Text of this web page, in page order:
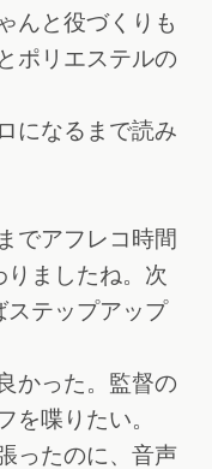
んと役づくりも
ポリエステルの
になるまで読み
でアフレコ時間
ましたね。次
ステップアップ
かった。監督の
を喋りたい。
ったのに、音声